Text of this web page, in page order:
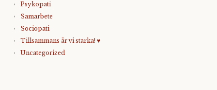
Psykopati
Samarbete
Sociopati
Tillsammans är vi starka! ♥
Uncategorized